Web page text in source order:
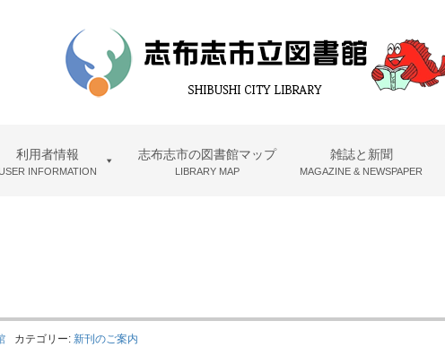
利用者情報
INFORMATION
志布志市の図書館マップ
LIBRARY MAP
雑誌と新聞
MAGAZINE & NEWSPAPER
カテゴリー: 新刊のご案内